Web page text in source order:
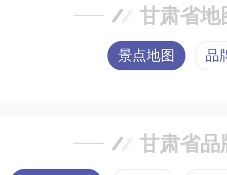
甘肃省地
景点地图 品
甘肃省品